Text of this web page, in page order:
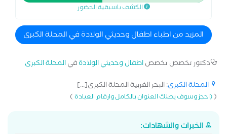
الكشف باسبقية الحضور
المزيد من اطباء اطفال وحديثي الولادة في المحلة الكبرى
دكتور تخصص تخصصاطفال وحديثي الولادةفيالمحلة الكبرى
المحلة الكبرى: البحر الغربية المحلة الكبرى[...]
((احجز وسوف يصلك العنوان بالكامل وارقام العيادة)
الخبرات والشهادات: